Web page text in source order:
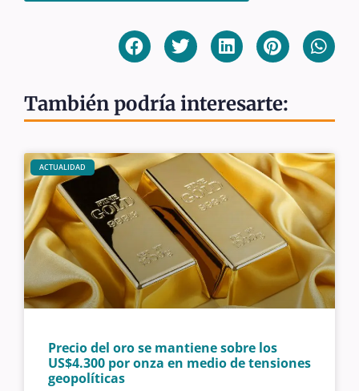
También podría interesarte:
ACTUALIDAD
Precio del oro se mantiene sobre los
US$4.300 por onza en medio de tensiones
geopolíticas